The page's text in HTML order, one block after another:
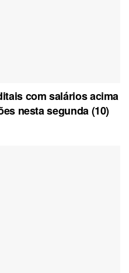
com salários acima
nesta segunda (10)